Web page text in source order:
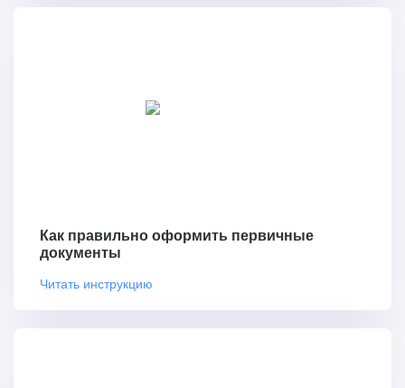
Как правильно оформить первичные
документы
Читать инструкцию